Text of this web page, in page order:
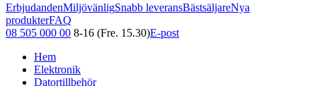
ErbjudandenMiljövänligSnabb leveransBästsäljareNya
produkterFAQ
08 505 000 00 8-16 (Fre. 15.30)E-post
Hem
Elektronik
Datortillbehör